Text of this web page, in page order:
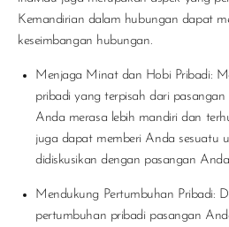
Kemandirian dalam hubungan dapat
keseimbangan hubungan.
Menjaga Minat dan Hobi Pribadi:
pribadi yang terpisah dari
Anda merasa lebih mandiri dan
juga dapat memberi Anda sesuatu
didiskusikan dengan pasangan
Mendukung Pertumbuhan Pribadi:
pertumbuhan pribadi pasangan